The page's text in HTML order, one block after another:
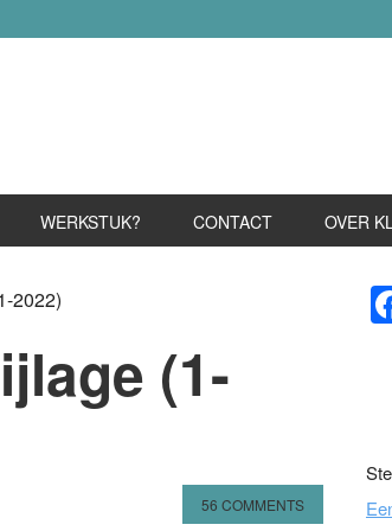
WERKSTUK? CONTACT OVER
2022)
(1-
56 COMMENTS